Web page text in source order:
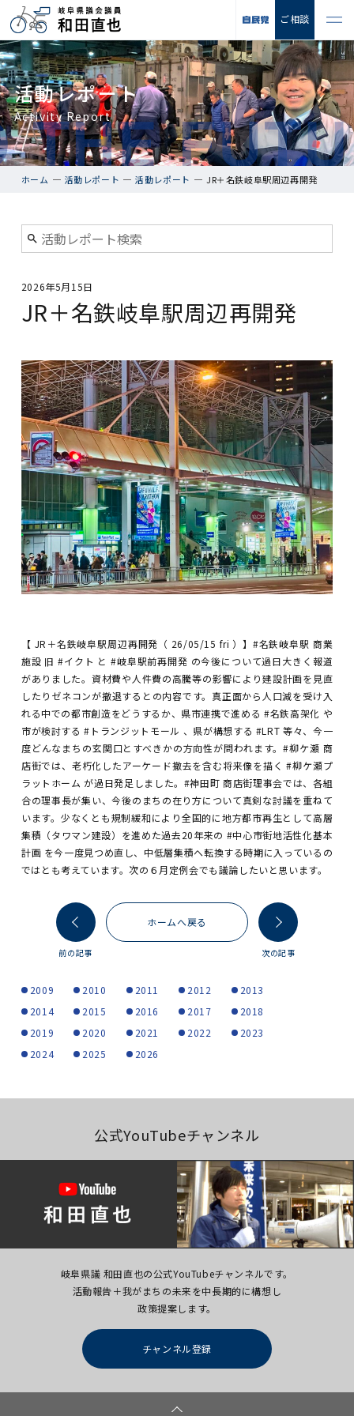
ご相談
活動レポート
Activity Report
ホーム 活動レポート 活動レポート JR＋名鉄岐阜駅周辺再開発
2026年5月15日
JR＋名鉄岐阜駅周辺再開発
【 JR＋名鉄岐阜駅周辺再開発（ 26/05/15 fri ）】#名鉄岐阜駅 商業
施設 旧 #イクト と #岐阜駅前再開発 の今後について過日大きく報道
がありました。資材費や人件費の高騰等の影響により建設計画を見直
したりゼネコンが撤退するとの内容です。真正面から人口減を受け入
れる中での都市創造をどうするか、県市連携で進める #名鉄高架化 や
市が検討する #トランジットモール 、県が構想する #LRT 等々、今一
度どんなまちの玄関口とすべきかの方向性が問われます。#柳ケ瀬 商
店街では、老朽化したアーケード撤去を含む将来像を描く #柳ケ瀬プ
ラットホーム が過日発足しました。#神田町 商店街理事会では、各組
合の理事長が集い、今後のまちの在り方について真剣な討議を重ねて
います。少なくとも規制緩和により全国的に地方都市再生として高層
集積（タワマン建設）を進めた過去20年来の #中心市街地活性化基本
計画 を今一度見つめ直し、中低層集積へ転換する時期に入っているの
ではとも考えています。次の６月定例会でも議論したいと思います。
前の記事
ホームへ戻る
次の記事
2009 2010 2011 2012
2013
2014
2015 2016 2017
2018
2019
2020 2021 2022
2023
2024
2025 2026
公式YouTubeチャンネル
岐阜県議 和田直也の公式YouTubeチャンネルです。
活動報告＋我がまちの未来を中長期的に構想し
政策提案します。
チャンネル登録